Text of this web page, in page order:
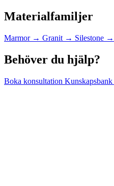
Materialfamiljer
Marmor → Granit → Silestone →
Behöver du hjälp?
Boka konsultation Kunskapsbank